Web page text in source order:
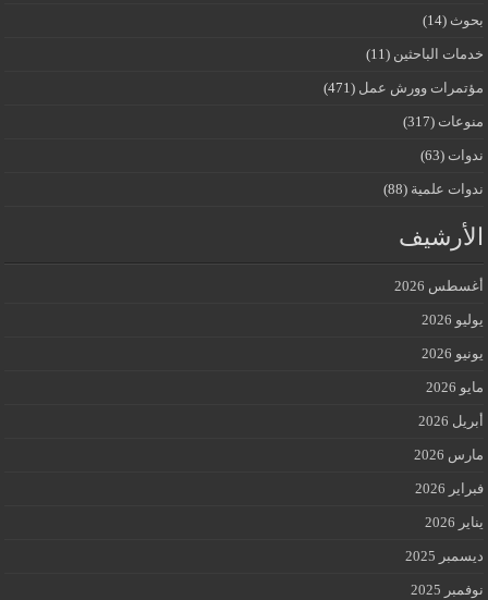
بحوث (14)
خدمات الباحثين (11)
مؤتمرات وورش عمل (471)
منوعات (317)
ندوات (63)
ندوات علمية (88)
الأرشيف
أغسطس 2026
يوليو 2026
يونيو 2026
مايو 2026
أبريل 2026
مارس 2026
فبراير 2026
يناير 2026
ديسمبر 2025
نوفمبر 2025